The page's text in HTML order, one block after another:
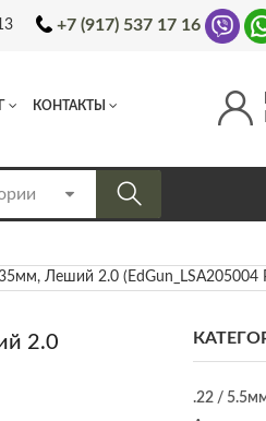
+7 (917) 537 17 16
КОНТАКТЫ
Леший 2.0 (EdGun_LSA205004
2.0
.22 /